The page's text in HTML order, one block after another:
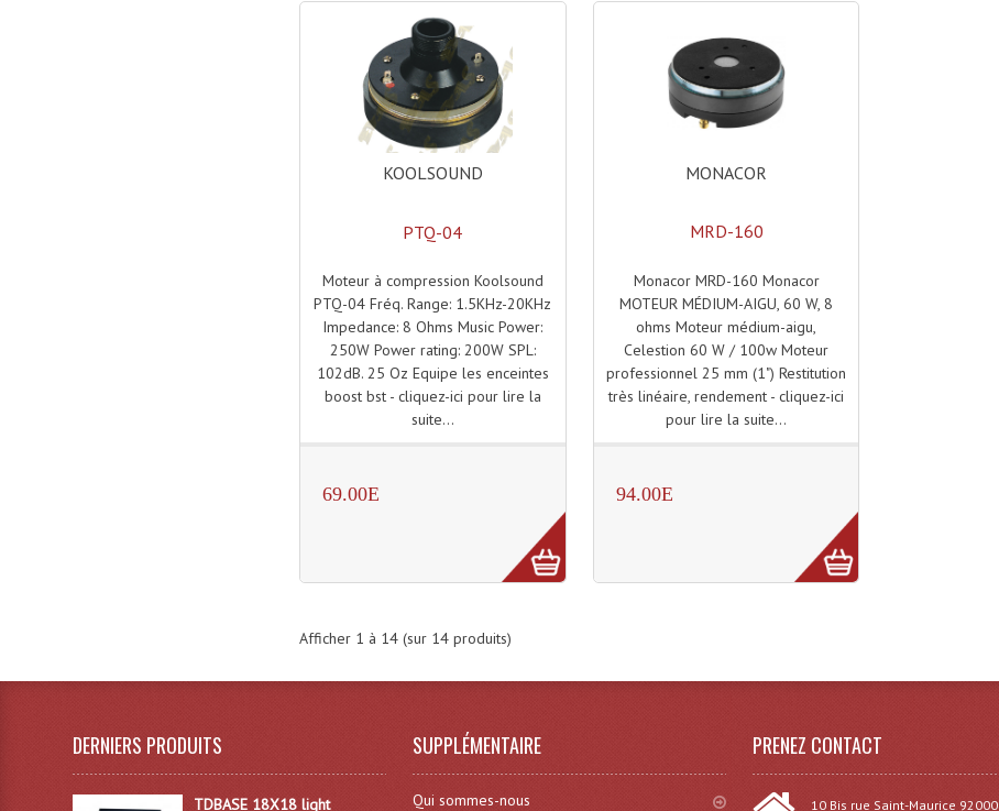
KOOLSOUND
PTQ-04
Moteur à compression Koolsound
PTQ-04 Fréq. Range: 1.5KHz-20KHz
Impedance: 8 Ohms Music Power:
250W Power rating: 200W SPL:
102dB. 25 Oz Equipe les enceintes
boost bst - cliquez-ici pour lire la
suite...
69.00E
MONACOR
MRD-160
Monacor MRD-160 Monacor
MOTEUR MÉDIUM-AIGU, 60 W, 8
ohms Moteur médium-aigu,
Celestion 60 W / 100w Moteur
professionnel 25 mm (1") Restitution
très linéaire, rendement - cliquez-ici
pour lire la suite...
94.00E
Afficher 1 à 14(sur 14produits)
DERNIERS PRODUITS
TDBASE 18X18 light
SUPPLÉMENTAIRE
Qui sommes-nous
PRENEZ CONTACT
10 Bis rue Saint-Maurice 92000